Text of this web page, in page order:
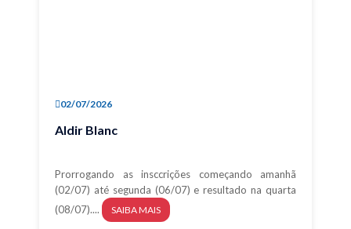
02/07/2026
Aldir Blanc
Prorrogando as insccrições começando amanhã
(02/07) até segunda (06/07) e resultado na quarta
(08/07)....
SAIBA MAIS